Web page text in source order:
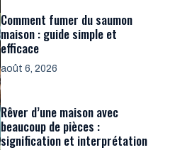
Comment fumer du saumon
maison : guide simple et
efficace
août 6, 2026
Rêver d’une maison avec
beaucoup de pièces :
signification et interprétation